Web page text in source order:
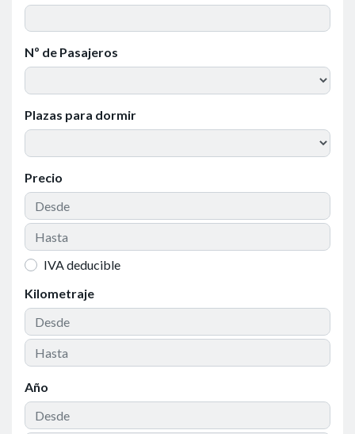
Nº de Pasajeros
Plazas para dormir
Precio
IVA deducible
Kilometraje
Año